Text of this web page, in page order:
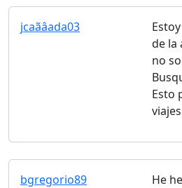
jcaãâada03
de la
no
Esto
bgregorio89
He